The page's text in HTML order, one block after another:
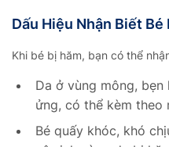
Dấu Hiệu Nhận Biết Bé
Khi bé bị hăm, bạn có thể
Da ở vùng mông,
ửng, có thể kèm theo
Bé quấy khóc, khó